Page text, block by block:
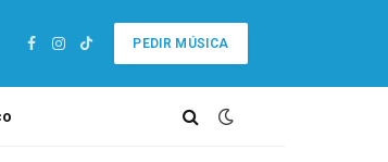
Facebook
Instagram
TikTok
PEDIR MÚSICA